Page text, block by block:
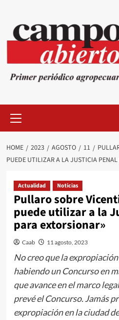
content
Menu
HOME 2023 AGOSTO 11
PUEDE UTILIZAR A LA JUSTICIA PENAL
Actualidad Noticias
Pullaro sobre
puede utilizar a la
para extorsionar»
Caab 11 agosto, 2023
No creo que la
habiendo un Concurso en
que avance en el marco
prevé el Concurso. Jamás
expropiación en la ciudad